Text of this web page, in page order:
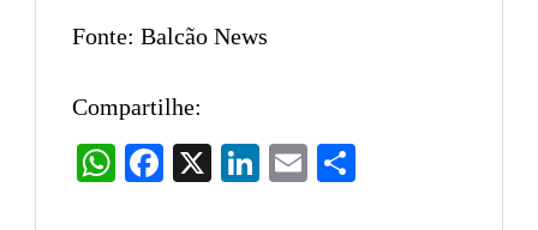
Fonte: Balcão News
Compartilhe:
WhatsAppFacebook LinkedIn
Email